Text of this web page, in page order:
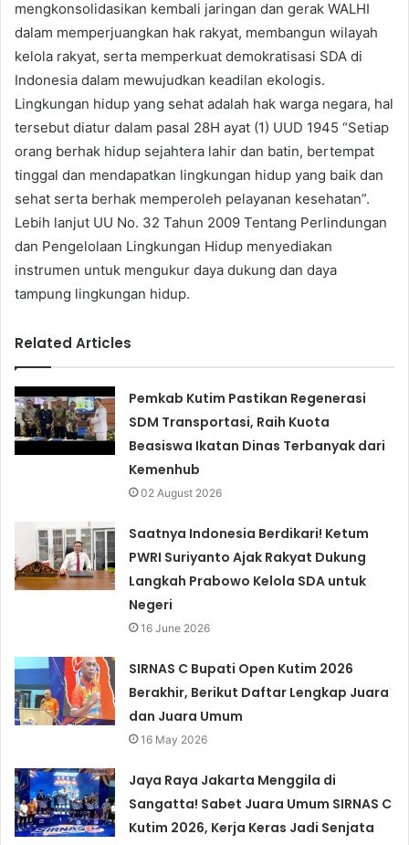
mengkonsolidasikan kembali jaringan dan gerak WALHI
dalam memperjuangkan hak rakyat, membangun wilayah
kelola rakyat, serta memperkuat demokratisasi SDA di
Indonesia dalam mewujudkan keadilan ekologis.
Lingkungan hidup yang sehat adalah hak warga negara, hal
tersebut diatur dalam pasal 28H ayat (1) UUD 1945 “Setiap
orang berhak hidup sejahtera lahir dan batin, bertempat
tinggal dan mendapatkan lingkungan hidup yang baik dan
sehat serta berhak memperoleh pelayanan kesehatan”.
Lebih lanjut UU No. 32 Tahun 2009 Tentang Perlindungan
dan Pengelolaan Lingkungan Hidup menyediakan
instrumen untuk mengukur daya dukung dan daya
tampung lingkungan hidup.
Related Articles
Pemkab Kutim Pastikan Regenerasi
SDM Transportasi, Raih Kuota
Beasiswa Ikatan Dinas Terbanyak dari
Kemenhub
02 August 2026
Saatnya Indonesia Berdikari! Ketum
PWRI Suriyanto Ajak Rakyat Dukung
Langkah Prabowo Kelola SDA untuk
Negeri
16 June 2026
SIRNAS C Bupati Open Kutim 2026
Berakhir, Berikut Daftar Lengkap Juara
dan Juara Umum
16 May 2026
Jaya Raya Jakarta Menggila di
Sangatta! Sabet Juara Umum SIRNAS C
Kutim 2026, Kerja Keras Jadi Senjata